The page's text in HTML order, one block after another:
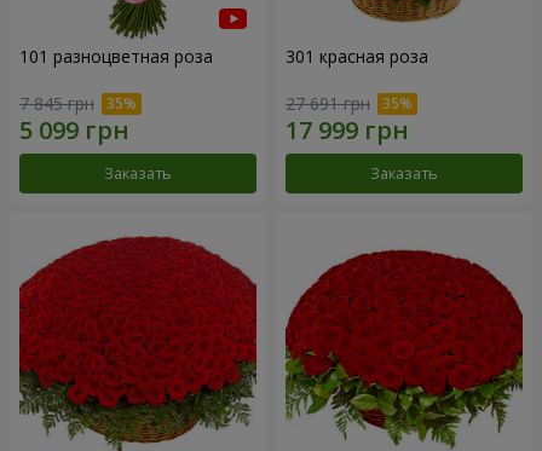
101 разноцветная роза
7 845 грн
Заказать
301 красная роза
27 691 грн
Заказать